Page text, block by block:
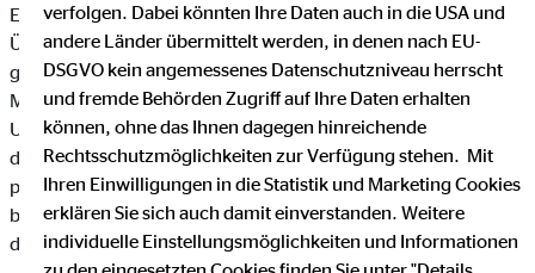
Einklang mit der Datenschutz-Grundverordnung und in
Übereinstimmung mit den für die OVB Vermögensberatung AG
geltenden landesspezifischen Datenschutzbestimmungen.
Mittels dieser Datenschutzerklärung möchte unser
Unternehmen die Öffentlichkeit über Art, Umfang und Zweck
der von uns erhobenen, genutzten und verarbeiteten
personenbezogenen Daten informieren. Ferner werden
betroffene Personen mittels dieser Datenschutzerklärung über
die ihnen zustehenden Rechte aufgeklärt.
verfolgen. Dabei könnten Ihre Daten auch in die USA und
andere Länder übermittelt werden, in denen nach EU-
DSGVO kein angemessenes Datenschutzniveau herrscht
und fremde Behörden Zugriff auf Ihre Daten erhalten
können, ohne das Ihnen dagegen hinreichende
Rechtsschutzmöglichkeiten zur Verfügung stehen. Mit
Ihren Einwilligungen in die Statistik und Marketing Cookies
erklären Sie sich auch damit einverstanden. Weitere
individuelle Einstellungsmöglichkeiten und Informationen